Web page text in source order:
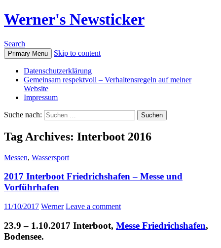
Werner's Newsticker
Search
Primary Menu Skip to content
Datenschutzerklärung
Gemeinsam respektvoll – Verhaltensregeln auf meiner
Website
Impressum
Suche nach:
Tag Archives: Interboot 2016
Messen, Wassersport
2017 Interboot Friedrichshafen – Messe und
Vorführhafen
11/10/2017 Werner Leave a comment
23.9 – 1.10.2017 Interboot, Messe Friedrichshafen,
Bodensee.